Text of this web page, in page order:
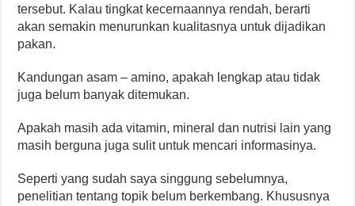
tersebut. Kalau tingkat kecernaannya rendah, berarti
akan semakin menurunkan kualitasnya untuk dijadikan
pakan.
Kandungan asam – amino, apakah lengkap atau tidak
juga belum banyak ditemukan.
Apakah masih ada vitamin, mineral dan nutrisi lain yang
masih berguna juga sulit untuk mencari informasinya.
Seperti yang sudah saya singgung sebelumnya,
penelitian tentang topik belum berkembang. Khususnya